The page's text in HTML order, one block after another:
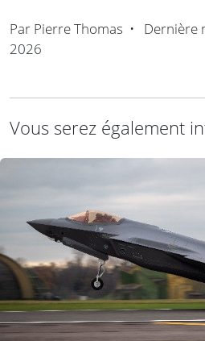
Par Pierre Thomas • Dernière
2026
Vous serez également